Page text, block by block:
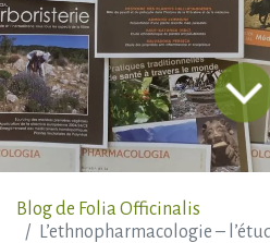
Blog de Folia Officinalis
L’ethnopharmacologie – l’étude